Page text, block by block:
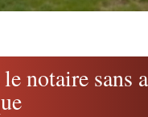
notaire sans